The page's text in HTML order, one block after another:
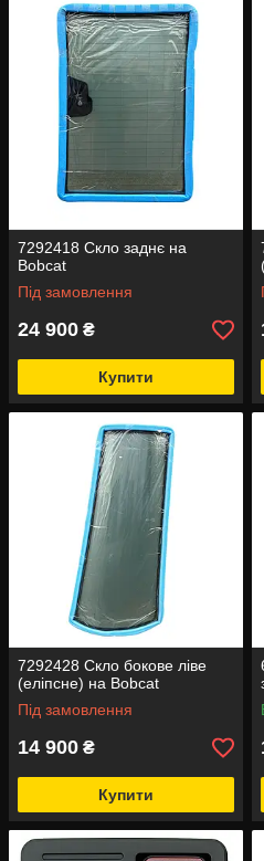
7292418 Скло заднє на
Bobcat
Під замовлення
24 900 ₴
Купити
7292428 Скло бокове ліве
(еліпсне) на Bobcat
Під замовлення
14 900 ₴
Купити